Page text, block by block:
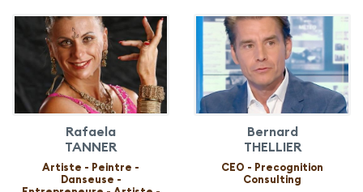
Rafaela
TANNER
Artiste - Peintre -
Danseuse -
Bernard
THELLIER
CEO - Precognition
Consulting